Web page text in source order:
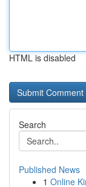
HTML is disabled
Search
Published News
1 Online